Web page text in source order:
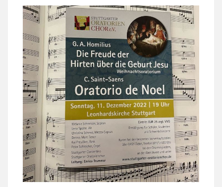
stuttgarter_oratorienchor
Nov. 29